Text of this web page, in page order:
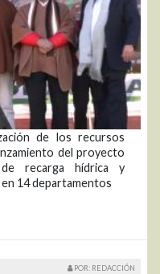
de los recursos
del proyecto
recarga hídrica y
14 departamentos
POR: REDACCIÓN